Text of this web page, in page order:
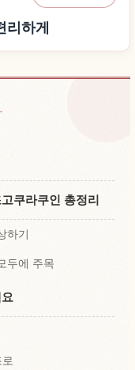
리하게
찾기
기
쿠라쿠인 총정리
하기
두에 주목